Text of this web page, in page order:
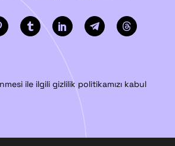
ile ilgili gizlilik politikamızı kabul